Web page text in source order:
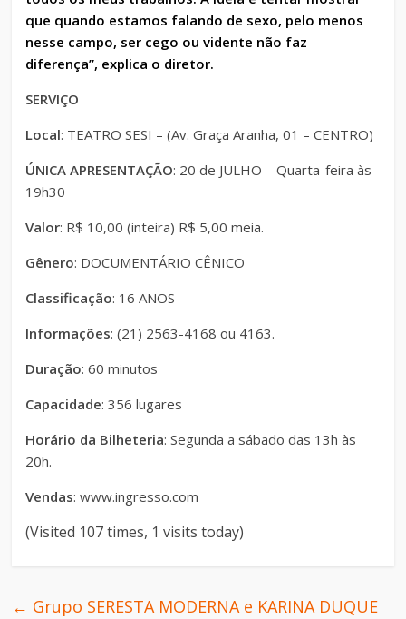
que quando estamos falando de sexo, pelo menos
nesse campo, ser cego ou vidente não faz
diferença”, explica o diretor.
SERVIÇO
Local: TEATRO SESI – (Av. Graça Aranha, 01 – CENTRO)
ÚNICA APRESENTAÇÃO: 20 de JULHO – Quarta-feira às
19h30
Valor: R$ 10,00 (inteira) R$ 5,00 meia.
Gênero: DOCUMENTÁRIO CÊNICO
Classificação: 16 ANOS
Informações: (21) 2563-4168 ou 4163.
Duração: 60 minutos
Capacidade: 356 lugares
Horário da Bilheteria: Segunda a sábado das 13h às
20h.
Vendas: www.ingresso.com
(Visited 107 times, 1 visits today)
← Grupo SERESTA MODERNA e KARINA DUQUE